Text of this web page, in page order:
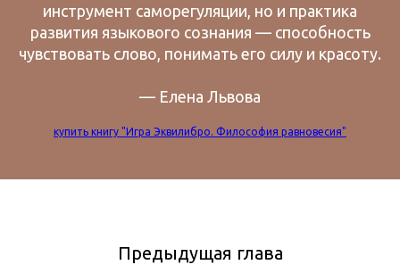
инструмент саморегуляции, но и практика
развития языкового сознания — способность
чувствовать слово, понимать его силу и красоту.
— Елена Львова
купить книгу "Игра Эквилибро. Философия равновесия"
Предыдущая глава